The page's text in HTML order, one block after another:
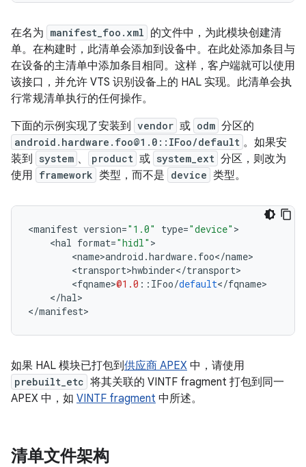
在名为 manifest_foo.xml 的文件中，为此模块创建清
单。在构建时，此清单会添加到设备中。在此处添加条目与
在设备的主清单中添加条目相同。这样，客户端就可以使用
该接口，并允许 VTS 识别设备上的 HAL 实现。此清单会执
行常规清单执行的任何操作。
下面的示例实现了安装到 vendor 或 odm 分区的
android.hardware.foo@1.0::IFoo/default 。如果安
装到
system 、 product 或 system_ext 分区，则改为
使用 framework 类型，而不是 device 类型。
<manifest version="1.0" type="device" >
<hal format="hidl" >
<name>android .hardware. foo</name>
<transport>hwbinder</transport>
<fqname>@1.0 :: IFoo/default</fqname>
</hal>
</manifest>
如果 HAL 模块已打包到供应商 APEX 中，请使用
prebuilt_etc 将其关联的 VINTF fragment 打包到同一
APEX 中，如 VINTF fragment 中所述。
清单文件架构